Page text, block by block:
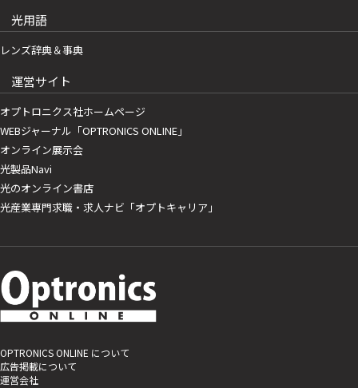
光用語
レンズ辞典＆事典
運営サイト
オプトロニクス社ホームページ
WEBジャーナル「OPTRONICS ONLINE」
オンライン展示会
光製品Navi
光のオンライン書店
光産業専門求職・求人ナビ「オプトキャリア」
OPTRONICS ONLINE について
広告掲載について
運営会社